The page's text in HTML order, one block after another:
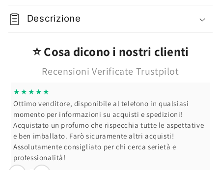
ml
ml
Descrizione
⭐ Cosa dicono i nostri clienti
Recensioni Verificate Trustpilot
★★★★★
Ottimo venditore, disponibile al telefono in qualsiasi
momento per informazioni su acquisti e spedizioni!
Acquistato un profumo che rispecchia tutte le aspettative
e ben imballato. Farò sicuramente altri acquisti!
Assolutamente consigliato per chi cerca serietà e
professionalità!